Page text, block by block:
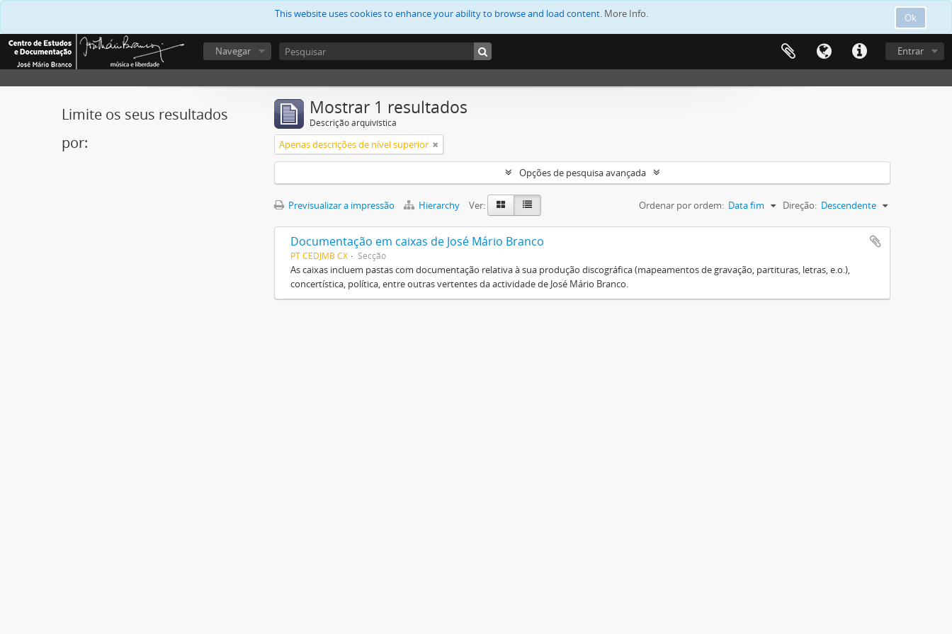
Ok
This website uses cookies to enhance your ability to browse and load content. More Info.
Entrar
Navegar
Limite os seus resultados
por:
Mostrar 1 resultados
Descrição arquivística
Apenas descrições de nível superior
Opções de pesquisa avançada
Previsualizar a impressão Hierarchy Ver: Ordenar por ordem: Data fim Direção: Descendente
Documentação em caixas de José Mário Branco
PT CEDJMB CX Secção
As caixas incluem pastas com documentação relativa à sua produção discográfica (mapeamentos de gravação, partituras, letras, e.o.),
concertística, política, entre outras vertentes da actividade de José Mário Branco.